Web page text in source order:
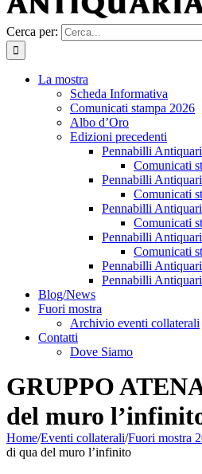
Cerca per:
La mostra
Scheda Informativa
Comunicati stampa 2026
Albo d’Oro
Edizioni precedenti
Pennabilli
Comunicati
Pennabilli
Comunicati
Pennabilli
Comunicati
Pennabilli
Comunicati
Pennabilli
Pennabilli
Blog/News
Fuori mostra
Archivio eventi collaterali
Contatti
Dove Siamo
GRUPPO
del muro
Home/Eventi collaterali/Fuori mostra
di qua del muro l’infinito